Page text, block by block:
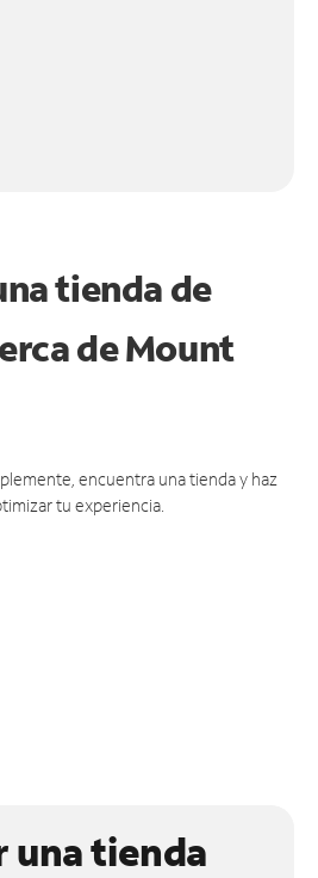
tienda de
de Mount
encuentra una tienda y haz
tu experiencia.
una tienda